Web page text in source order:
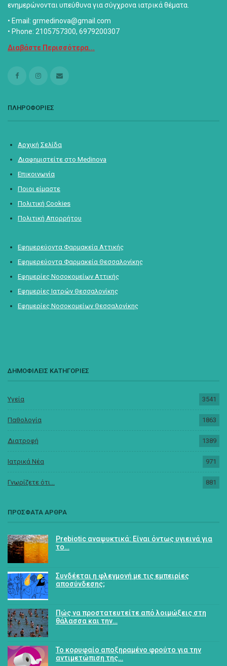
ενημερώνονται υπεύθυνα για σύγχρονα ιατρικά θέματα.
• Email: grmedinova@gmail.com
• Phone: 2105757300, 6979200307
Διαβάστε Περισσότερα...
ΠΛΗΡΟΦΟΡΙΕΣ
Αρχική Σελίδα
Διαφημιστείτε στο Medinova
Επικοινωνία
Ποιοι είμαστε
Πολιτική Cookies
Πολιτική Απορρήτου
Εφημερεύοντα Φαρμακεία Αττικής
Εφημερεύοντα Φαρμακεία Θεσσαλονίκης
Εφημερίες Νοσοκομείων Αττικής
Εφημερίες Ιατρών Θεσσαλονίκης
Εφημερίες Νοσοκομείων Θεσσαλονίκης
ΔΗΜΟΦΙΛΕΙΣ ΚΑΤΗΓΟΡΙΕΣ
Υγεία 3541
Παθολογία 1863
Διατροφή 1389
Ιατρικά Νέα 971
Γνωρίζετε ότι... 881
ΠΡΟΣΦΑΤΑ ΑΡΘΡΑ
Prebiotic αναψυκτικά: Είναι όντως υγιεινά για
το…
Συνδέεται η φλεγμονή με τις εμπειρίες
αποσύνδεσης;
Πώς να προστατευτείτε από λοιμώξεις στη
θάλασσα και την…
Το κορυφαίο αποξηραμένο φρούτο για την
αντιμετώπιση της…